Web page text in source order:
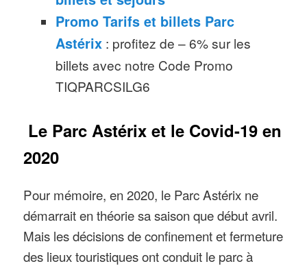
Promo Tarifs et billets Parc
Astérix: profitez de – 6% sur les
billets avec notre Code Promo
TIQPARCSILG6
Le Parc Astérix et le Covid-19 en
2020
Pour mémoire, en 2020, le Parc Astérix ne
démarrait en théorie sa saison que début avril.
Mais les décisions de confinement et fermeture
des lieux touristiques ont conduit le parc à